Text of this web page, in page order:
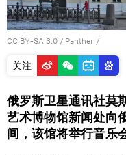
CC BY-SA 3.0 / Panther /
关注
俄罗斯卫星通讯社莫
艺术博物馆新闻处向
间，该馆将举行音乐